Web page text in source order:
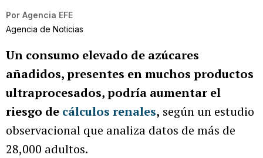
Por Agencia EFE
Agencia de Noticias
Un consumo elevado de azúcares
añadidos, presentes en muchos productos
ultraprocesados, podría aumentar el
riesgo de cálculos renales, según un estudio
observacional que analiza datos de más de
28,000 adultos.